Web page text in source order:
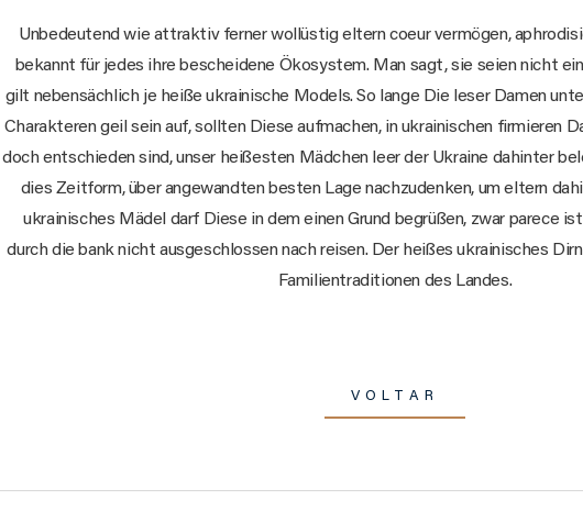
Unbedeutend wie attraktiv ferner wollüstig eltern coeur vermögen,
bekannt für jedes ihre bescheidene Ökosystem. Man sagt, sie seien nicht
gilt nebensächlich je heiße ukrainische Models. So lange Die leser Damen
Charakteren geil sein auf, sollten Diese aufmachen, in ukrainischen firmieren
doch entschieden sind, unser heißesten Mädchen leer der Ukraine dahinter
dies Zeitform, über angewandten besten Lage nachzudenken, um eltern
ukrainisches Mädel darf Diese in dem einen Grund begrüßen, zwar parece
durch die bank nicht ausgeschlossen nach reisen. Der heißes ukrainisches
Familientraditionen des Landes.
VOLTAR